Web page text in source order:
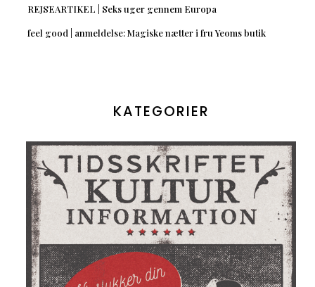
REJSEARTIKEL | Seks uger gennem Europa
feel good | anmeldelse: Magiske nætter i fru Yeoms butik
KATEGORIER